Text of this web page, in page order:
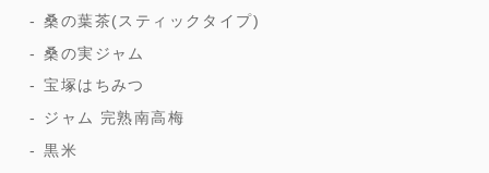
桑の葉茶(スティックタイプ)
桑の実ジャム
宝塚はちみつ
ジャム 完熟南高梅
黒米